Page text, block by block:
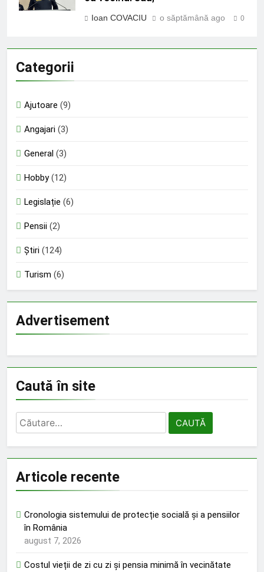
Ioan COVACIU o săptămână ago 0
Categorii
Ajutoare (9)
Angajari (3)
General (3)
Hobby(12)
Legislație (6)
Pensii (2)
Știri (124)
Turism (6)
Advertisement
Caută în site
Caută
după:
Articole recente
Cronologia sistemului de protecție socială și a pensiilor
în România
august 7, 2026
Costul vieții de zi cu zi și pensia minimă în vecinătate